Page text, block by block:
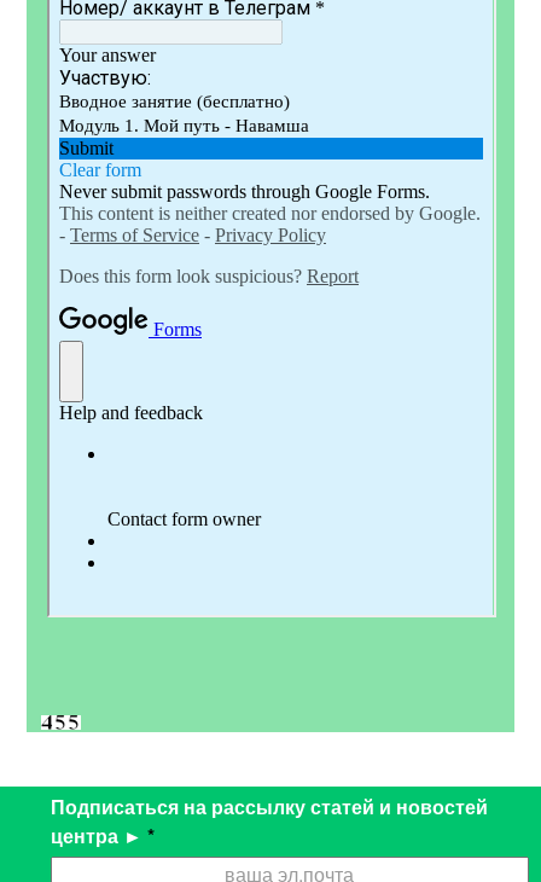
Подписаться на рассылку статей и новостей
центра ► *